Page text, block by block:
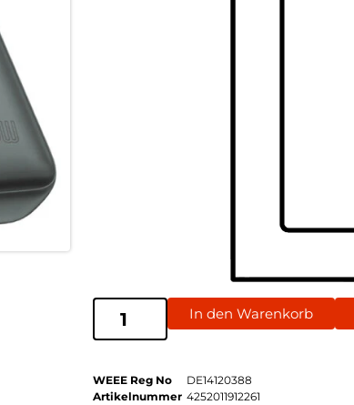
In den Warenkorb
WEEE Reg No
DE14120388
Artikelnummer 4252011912261